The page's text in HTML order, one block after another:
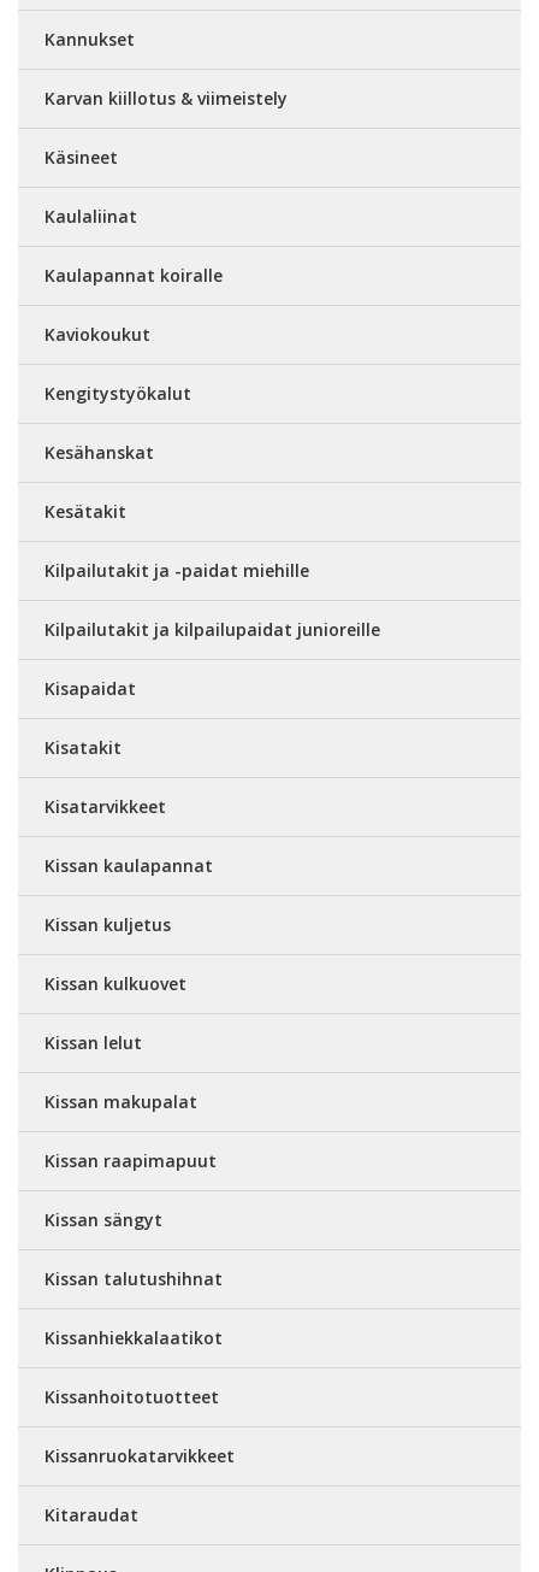
Kannukset
Karvan kiillotus & viimeistely
Käsineet
Kaulaliinat
Kaulapannat koiralle
Kaviokoukut
Kengitystyökalut
Kesähanskat
Kesätakit
Kilpailutakit ja -paidat miehille
Kilpailutakit ja kilpailupaidat junioreille
Kisapaidat
Kisatakit
Kisatarvikkeet
Kissan kaulapannat
Kissan kuljetus
Kissan kulkuovet
Kissan lelut
Kissan makupalat
Kissan raapimapuut
Kissan sängyt
Kissan talutushihnat
Kissanhiekkalaatikot
Kissanhoitotuotteet
Kissanruokatarvikkeet
Kitaraudat